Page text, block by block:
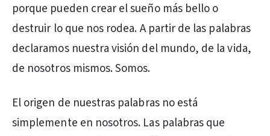
porque pueden crear el sueño más bello o
destruir lo que nos rodea. A partir de las palabras
declaramos nuestra visión del mundo, de la vida,
de nosotros mismos. Somos.
El origen de nuestras palabras no está
simplemente en nosotros. Las palabras que